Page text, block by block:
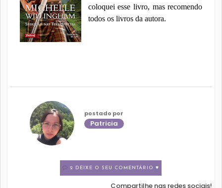
coloquei esse livro, mas recomendo
todos os livros da autora.
postado por
Patricia
2 DEIXE O SEU COMENTÁRIO ♥
Compartilhe nas redes sociais!